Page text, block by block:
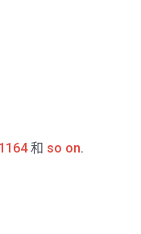
和 so on.